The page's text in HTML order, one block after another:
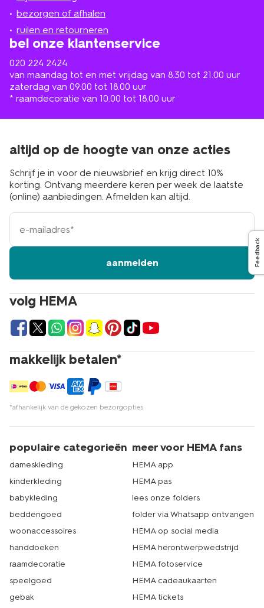
bezorgen of afhalen
ruilen en retourneren
bel onze klantenservice
020 224 2424
van maandag tot en met vrijdag van 8.30 tot 21.00 uur
zaterdag van 09.00 tot 18.00 uur
* raamdecoratie van 10.00 tot 18.00 uur
de
buurt
volg HEMA
makkelijk betalen*
*afhankelijk van de gekozen bezorgopties
altijd op de hoogte van onze acties
Schrijf je in voor de nieuwsbrief en krijg direct 10%
korting. Ontvang meerdere keren per week de laatste
(online) aanbiedingen. Afmelden kan altijd.
e-
mailadres
aanmelden
populaire categorieën
dameskleding
kinderkleding
babykleding
beddengoed
woonaccessoires
handdoeken
raamdecoratie
speelgoed
gebak
meer voor HEMA fans
HEMA app
HEMA pas
lees onze folders
folder via Whatsapp ontvangen
HEMA op social media
HEMA herontwerpwedstrijd
HEMA fotoservice
HEMA cadeaukaarten
HEMA tickets
Feedback